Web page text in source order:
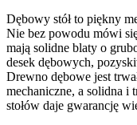
Dębowy stół to piękny
Nie bez powodu mówi
mają solidne blaty o
desek dębowych,
Drewno dębowe jest
mechaniczne, a solidna i
stołów daje gwarancję